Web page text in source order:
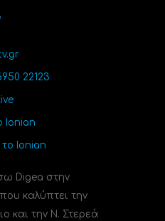
22123
Ionian
το Ionian
Digea στην
καλύπτει την
και την Ν. Στερεά